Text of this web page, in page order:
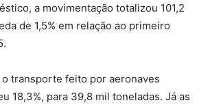
a movimentação totalizou 101,2
de 1,5% em relação ao primeiro
transporte feito por aeronaves
18,3%, para 39,8 mil toneladas. Já as